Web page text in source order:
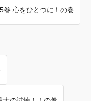
巻 心をひとつに！の巻